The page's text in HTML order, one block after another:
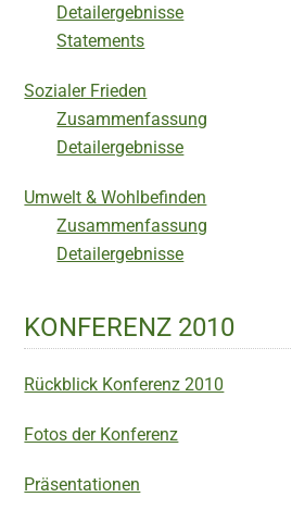
Detailergebnisse
Statements
Sozialer Frieden
Zusammenfassung
Detailergebnisse
Umwelt & Wohlbefinden
Zusammenfassung
Detailergebnisse
KONFERENZ 2010
Rückblick Konferenz 2010
Fotos der Konferenz
Präsentationen